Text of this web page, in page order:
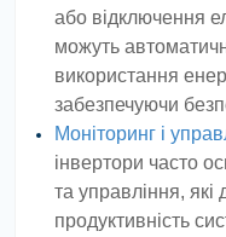
або відключення
можуть
використання
забезпечуючи
Моніторинг і
інвертори часто
та управління, які
продуктивність